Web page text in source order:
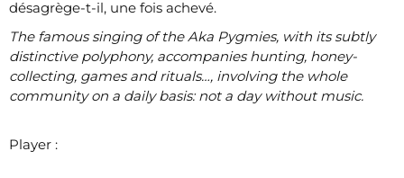
désagrège-t-il, une fois achevé.
The famous singing of the Aka Pygmies, with its subtly
distinctive polyphony, accompanies hunting, honey-
collecting, games and rituals…, involving the whole
community on a daily basis: not a day without music.
Player :